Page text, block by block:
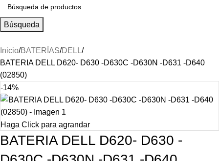
Búsqueda
Inicio BATERÍAS DELL
BATERIA DELL D620- D630 -D630C -D630N -D631 -D640
(02850)
-14%
Haga Click para agrandar
BATERIA DELL D620- D630 -